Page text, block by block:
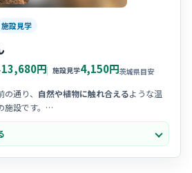
施設見学
13,680円 施設見学4,150円茨城県目安
通り、 自然や植物に触れ合えるような温
設です。
とゆっくりお話しできる、アットホームで
。
く、困ったときにはすぐに相談し合えるチ